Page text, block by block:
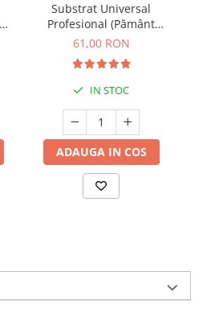
Substrat Universal
Profesional (Pământ
Premium) - 40 L
61,00 RON
IN STOC
ADAUGA IN COS